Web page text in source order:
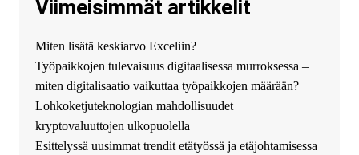
http://jolion-ufa1.ru/
Появился вопрос про срочно
взять деньги? Предлагаем
безопасный источник
финансовой помощи. Вы
можете получить
финансирование в долг без
избыточных вопросов и
Viimeisimmät artikkelit
Miten lisätä keskiarvo Exceliin?
Työpaikkojen tulevaisuus digitaalisessa murroksessa –
miten digitalisaatio vaikuttaa työpaikkojen määrään?
Lohkoketjuteknologian mahdollisuudet
kryptovaluuttojen ulkopuolella
Esittelyssä uusimmat trendit etätyössä ja etäjohtamisessa